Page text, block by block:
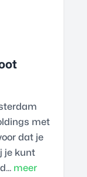
met
dat je
je kunt
meer